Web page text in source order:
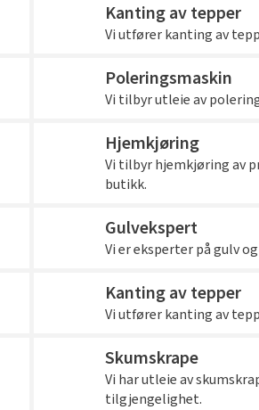
Kanting av tepper
Vi utfører kanting av
Poleringsmaskin
Vi tilbyr utleie av
Hjemkjøring
Vi tilbyr hjemkjøring av
butikk.
Gulvekspert
Vi er eksperter på gulv
Kanting av tepper
Vi utfører kanting av
Skumskrape
Vi har utleie av
tilgjengelighet.